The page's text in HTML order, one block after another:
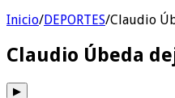
Inicio/DEPORTES/Claudio
Claudio Úbeda
▶